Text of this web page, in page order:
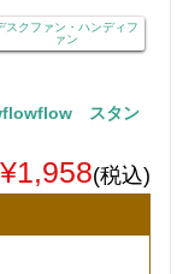
スクファン・ハンディフ
ァン
スタン
¥1,958(税込)